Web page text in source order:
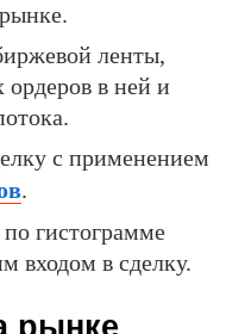
ленты,
в ней и
с применением
.
гистограмме
входом в сделку.
рынке